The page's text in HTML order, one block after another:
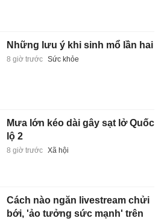
Những lưu ý khi sinh mổ lần hai
8 giờ trước Sức khỏe
Mưa lớn kéo dài gây sạt lở Quốc
lộ 2
8 giờ trước Xã hội
Cách nào ngăn livestream chửi
bới, 'ảo tưởng sức mạnh' trên